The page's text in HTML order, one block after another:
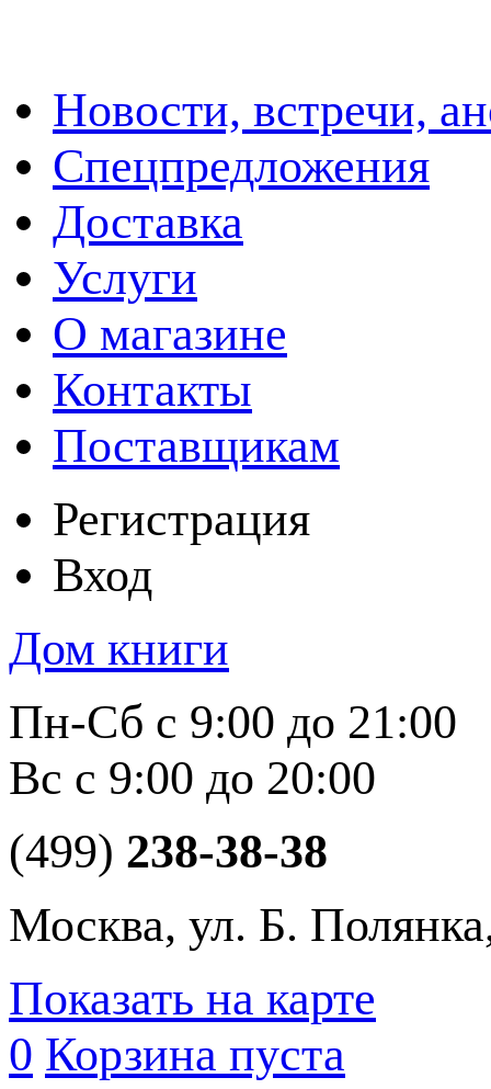
Новости, встречи,
Спецпредложения
Доставка
Услуги
О магазине
Контакты
Поставщикам
Регистрация
Вход
Дом книги
Пн-Сб с 9:00 до 21:00
Вс с 9:00 до 20:00
(499) 238-38-38
Москва, ул. Б.
Показать на карте
0 Корзина пуста